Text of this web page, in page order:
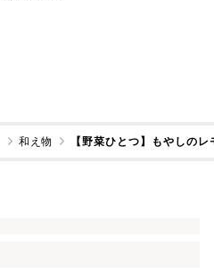
和え物 【野菜ひとつ】もやしの